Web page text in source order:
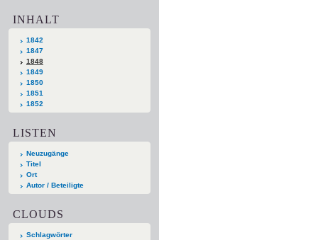
INHALT
1842
1847
1848
1849
1850
1851
1852
LISTEN
Neuzugänge
Titel
Ort
Autor / Beteiligte
CLOUDS
Schlagwörter